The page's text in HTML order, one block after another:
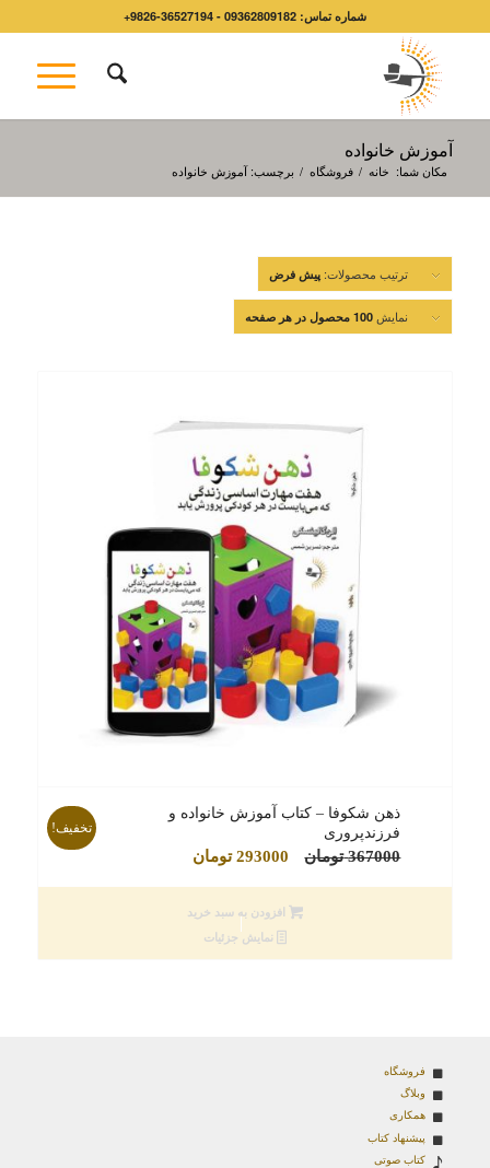
شماره تماس: 09362809182 - 36527194-9826+
آموزش خانواده
مکان شما: خانه / فروشگاه / برچسب: آموزش خانواده
ترتیب محصولات: پیش فرض
نمایش 100 محصول در هر صفحه
ذهن شکوفا – کتاب آموزش خانواده و
فرزندپروری
367000 تومان
قیمت
367000 تومان
بود.
293000 تومانقیمت
تخفیف!
افزودن به سبد خرید
نمایش جزئیات
فروشگاه
وبلاگ
همکاری
پیشنهاد کتاب
کتاب صوتی